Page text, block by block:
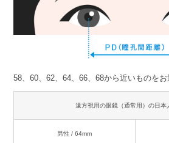
58、60、62、64、66、68から近いものをお
遠方視用の眼鏡（通常用）の日本
男性 / 64mm